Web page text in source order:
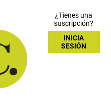
¿Tienes una
suscripción?
INICIA
SESIÓN